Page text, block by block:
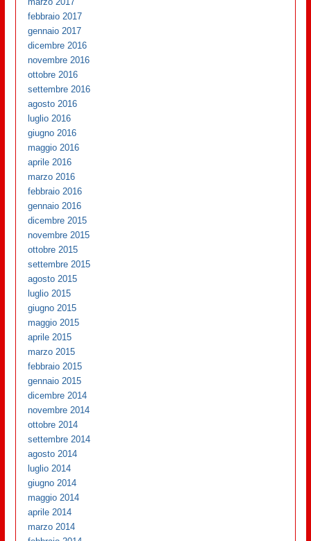
febbraio 2017
gennaio 2017
dicembre 2016
novembre 2016
ottobre 2016
settembre 2016
agosto 2016
luglio 2016
giugno 2016
maggio 2016
aprile 2016
marzo 2016
febbraio 2016
gennaio 2016
dicembre 2015
novembre 2015
ottobre 2015
settembre 2015
agosto 2015
luglio 2015
giugno 2015
maggio 2015
aprile 2015
marzo 2015
febbraio 2015
gennaio 2015
dicembre 2014
novembre 2014
ottobre 2014
settembre 2014
agosto 2014
luglio 2014
giugno 2014
maggio 2014
aprile 2014
marzo 2014